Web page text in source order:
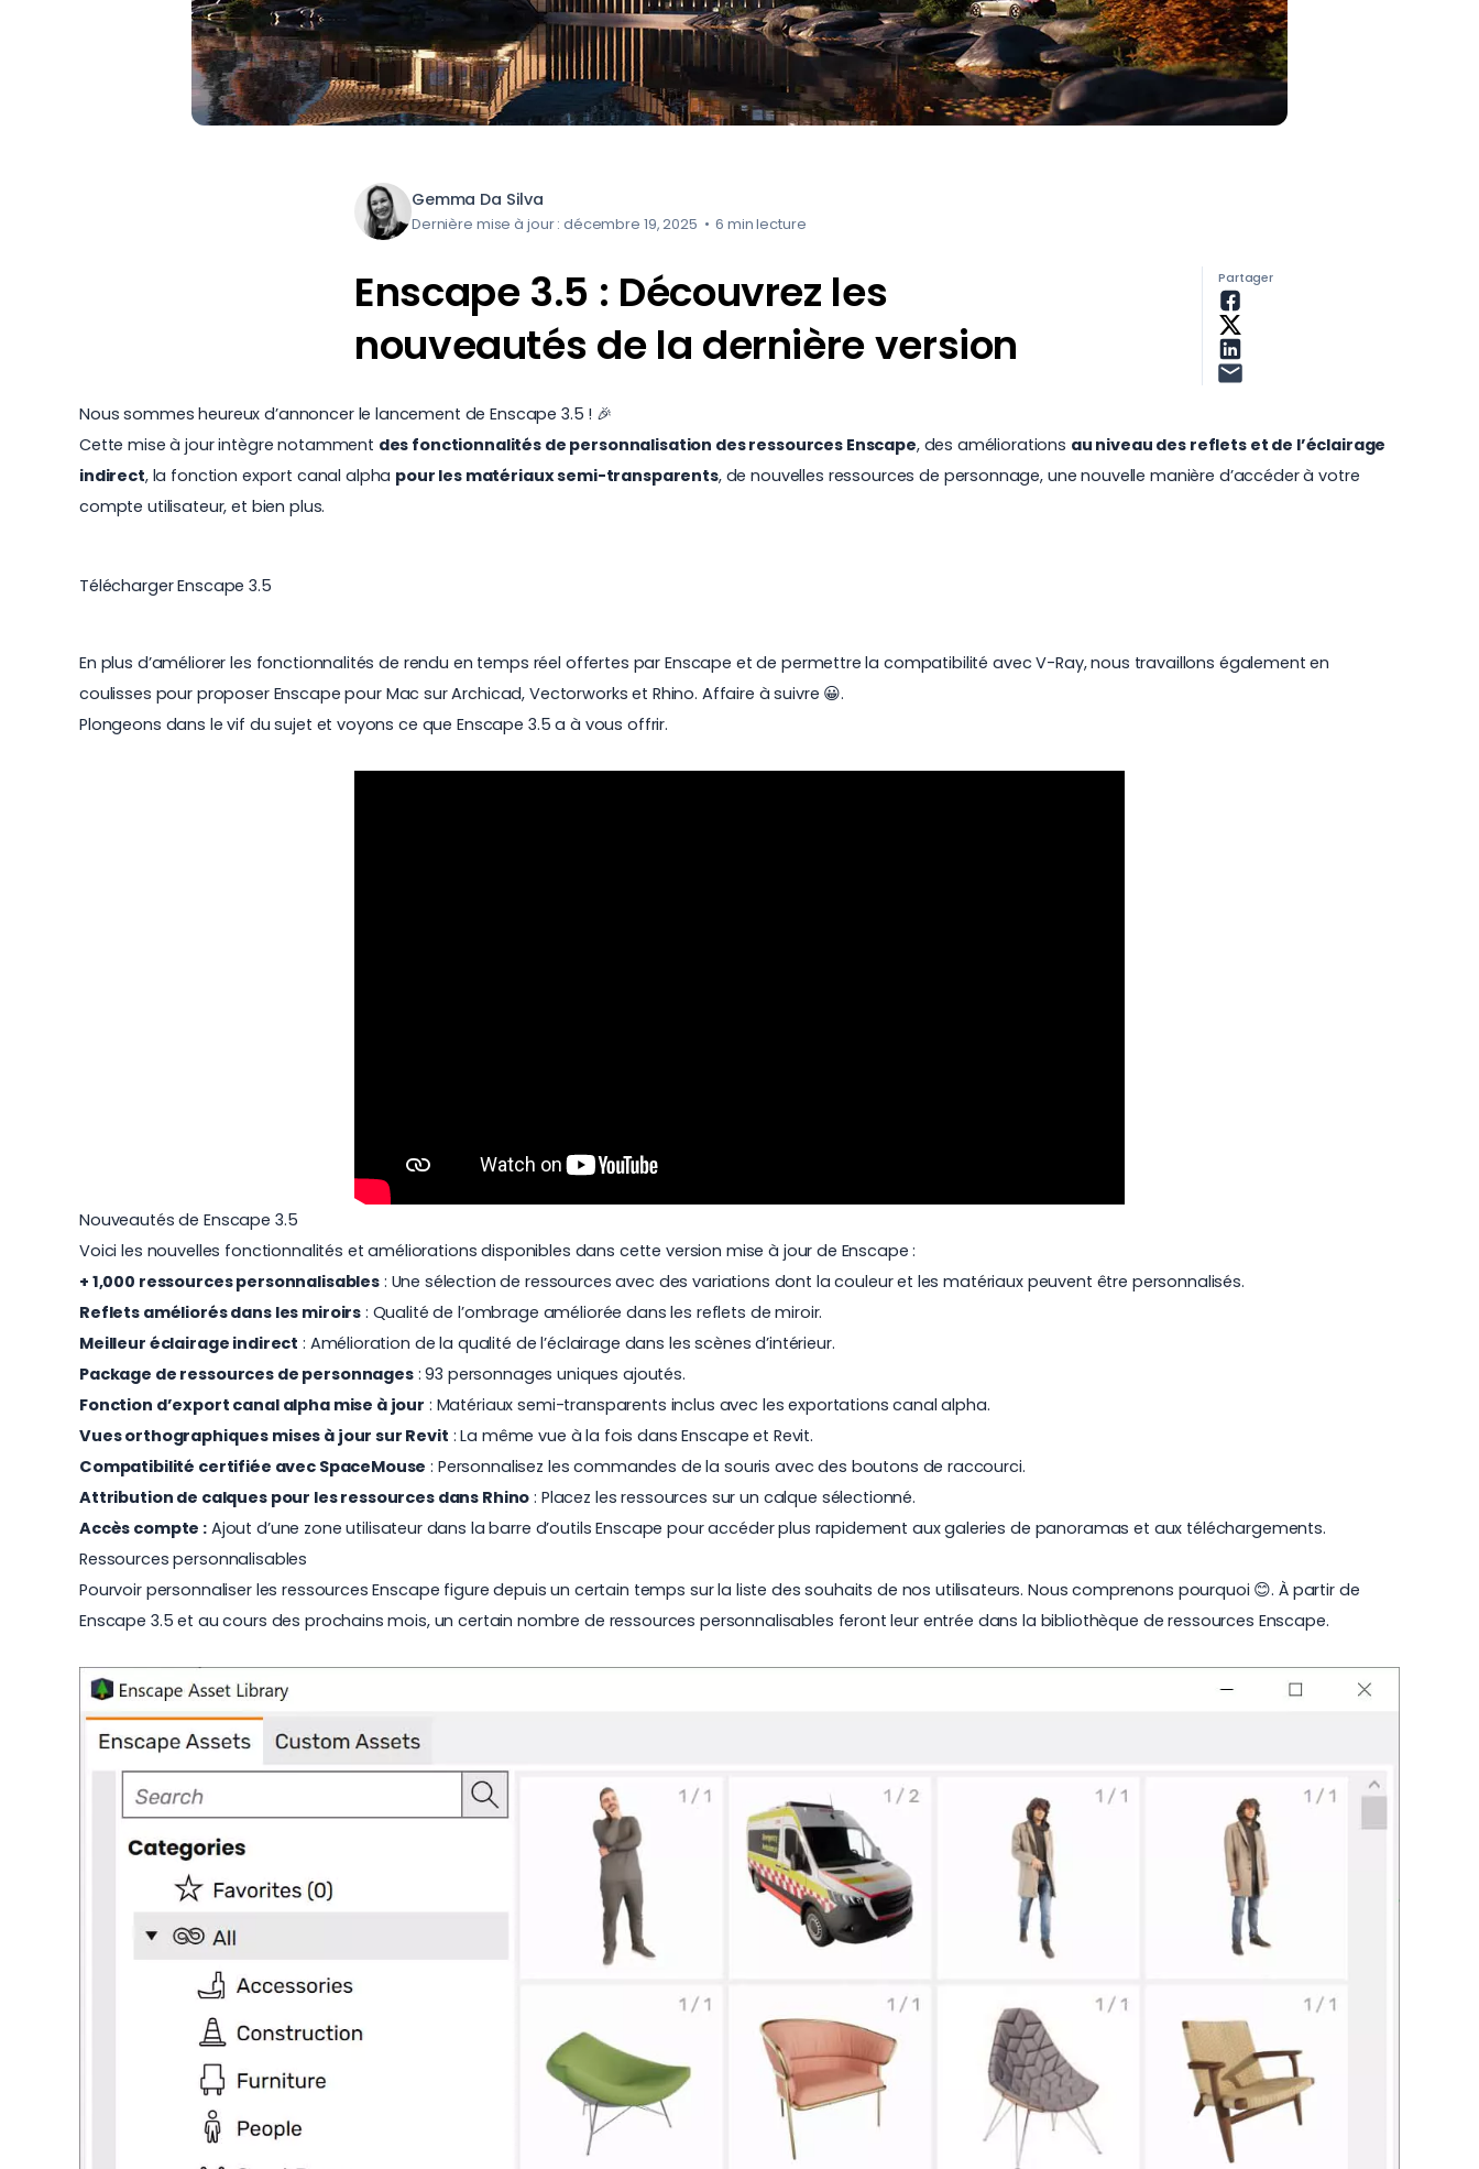
Gemma Da Silva
Dernière mise à jour : décembre 19, 2025 • 6 min lecture
Enscape 3.5 : Découvrez les
nouveautés de la dernière version
Nous sommes heureux d’annoncer le lancement de Enscape 3.5 ! 🎉
Cette mise à jour intègre notamment des fonctionnalités de personnalisation des ressources Enscape, des améliorations au niveau des reflets et de l’éclairage
indirect, la fonction export canal alpha pour les matériaux semi-transparents, de nouvelles ressources de personnage, une nouvelle manière d’accéder à votre
compte utilisateur, et bien plus.
Télécharger Enscape 3.5
En plus d’améliorer les fonctionnalités de rendu en temps réel offertes par Enscape et de permettre lacompatibilité avec V-Ray, nous travaillons également en
coulisses pour proposer Enscape pour Macsur Archicad, Vectorworks et Rhino. Affaire à suivre 😀.
Plongeons dans le vif du sujet et voyons ce que Enscape 3.5 a à vous offrir.
Nouveautés de Enscape 3.5
Voici les nouvelles fonctionnalités et améliorations disponibles dans cette version mise à jour de Enscape :
+ 1,000 ressources personnalisables: Une sélection de ressources avec des variations dont la couleur et les matériaux peuvent être personnalisés.
Reflets améliorés dans les miroirs : Qualité de l’ombrage améliorée dans les reflets de miroir.
Meilleur éclairage indirect : Amélioration de la qualité de l’éclairage dans les scènes d’intérieur.
Package de ressources de personnages: 93 personnages uniques ajoutés.
Fonction d’export canal alpha mise à jour : Matériaux semi-transparents inclus avec les exportations canal alpha.
Vues orthographiques mises à jour sur Revit : La même vue à la fois dans Enscape et Revit.
Compatibilité certifiée avec SpaceMouse : Personnalisez les commandes de la souris avec des boutons de raccourci.
Attribution de calques pour les ressources dans Rhino : Placez les ressources sur un calque sélectionné.
Accès compte :Ajout d’une zone utilisateur dans la barre d’outils Enscape pour accéder plus rapidement aux galeries de panoramas et aux téléchargements.
Ressources personnalisables
Pourvoir personnaliser les ressources Enscape figure depuis un certain temps sur la liste des souhaits de nos utilisateurs. Nous comprenons pourquoi 😊. À partir de
Enscape 3.5 et au cours des prochains mois, un certain nombre de ressources personnalisables feront leur entrée dansla bibliothèque de ressources Enscape.
Partager